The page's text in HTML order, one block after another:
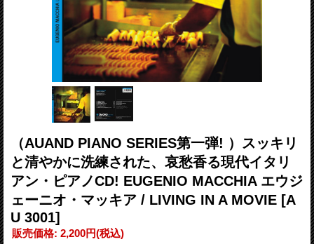
（AUAND PIANO SERIES第一弾! ）スッキリ
と清やかに洗練された、哀愁香る現代イタリ
アン・ピアノCD! EUGENIO MACCHIA エウジ
ェーニオ・マッキア / LIVING IN A MOVIE [A
U 3001]
販売価格: 2,200円(税込)